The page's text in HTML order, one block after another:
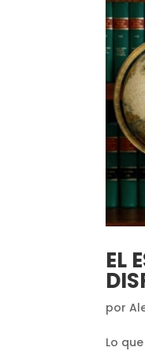
EL
por
Lo